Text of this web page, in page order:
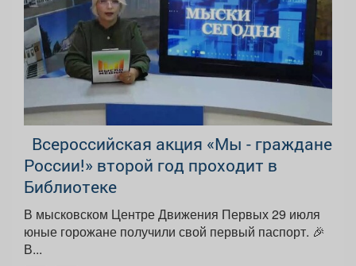
Всероссийская акция «Мы - граждане
России!» второй год проходит в
Библиотеке
В мысковском Центре Движения Первых 29 июля
юные горожане получили свой первый паспорт. 🎉
В...